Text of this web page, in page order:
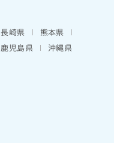
長崎県
熊本県
鹿児島県 沖縄県